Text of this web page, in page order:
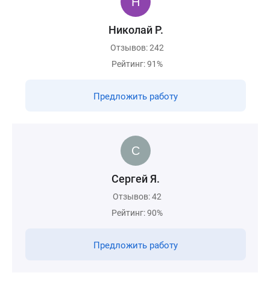
Николай Р.
Отзывов: 242
Рейтинг: 91%
Предложить работу
Сергей Я.
Отзывов: 42
Рейтинг: 90%
Предложить работу